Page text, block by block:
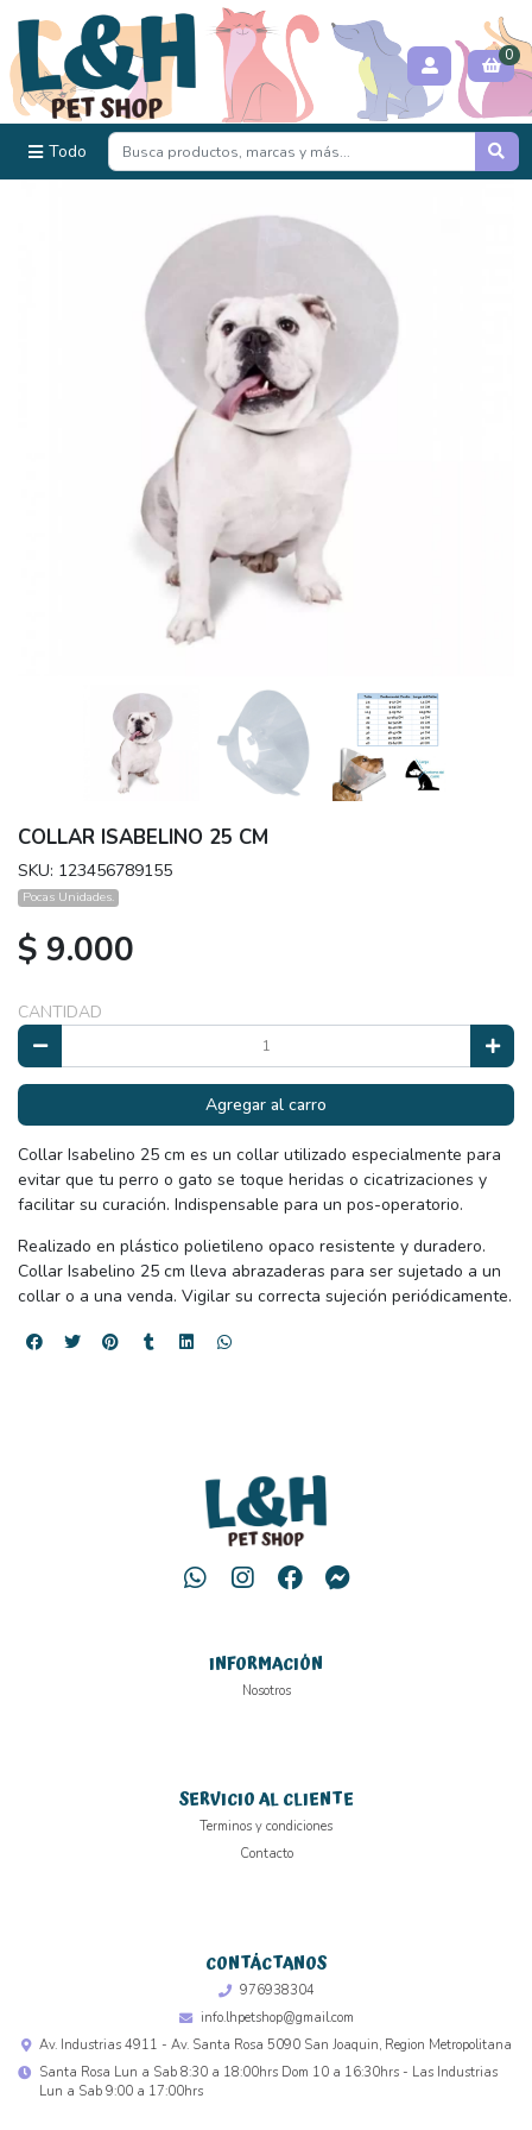
Todo
0
COLLAR ISABELINO 25 CM
SKU: 123456789155
Pocas Unidades.
$ 9.000
CANTIDAD
Agregar al carro
Collar Isabelino 25 cm es un collar utilizado especialmente para
evitar que tu perro o gato se toque heridas o cicatrizaciones y
facilitar su curación. Indispensable para un pos-operatorio.
Realizado en plástico polietileno opaco resistente y duradero.
Collar Isabelino 25 cm lleva abrazaderas para ser sujetado a un
collar o a una venda. Vigilar su correcta sujeción periódicamente.
INFORMACIÓN
Nosotros
SERVICIO AL CLIENTE
Terminos y condiciones
Contacto
CONTÁCTANOS
976938304
info.lhpetshop@gmail.com
Av. Industrias 4911 - Av. Santa Rosa 5090 San Joaquin, Region Metropolitana
Santa Rosa Lun a Sab 8:30 a 18:00hrs Dom 10 a 16:30hrs - Las Industrias
Lun a Sab 9:00 a 17:00hrs